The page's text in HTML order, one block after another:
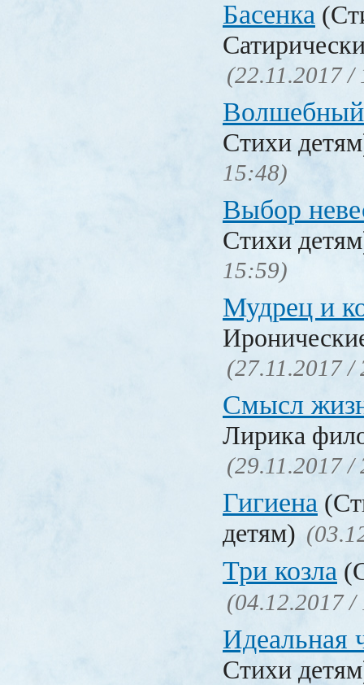
Басенка
(22.11.2017 /
Стихи
15:48)
Выбор
Стихи
15:59)
Мудрец и
(27.11.2017 /
Смысл
Лирика
(29.11.2017 /
Гигиена
детям)
Три козла
(04.12.2017 /
Идеальная
Стихи